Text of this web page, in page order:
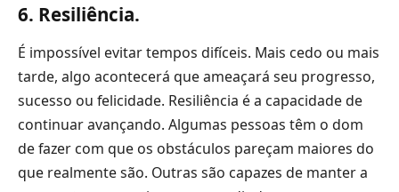
6. Resiliência.
É impossível evitar tempos difíceis. Mais cedo ou mais
tarde, algo acontecerá que ameaçará seu progresso,
sucesso ou felicidade. Resiliência é a capacidade de
continuar avançando. Algumas pessoas têm o dom
de fazer com que os obstáculos pareçam maiores do
que realmente são. Outras são capazes de manter a